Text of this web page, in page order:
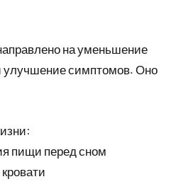
на уменьшение
улучшение симптомов. Оно
пищи перед сном